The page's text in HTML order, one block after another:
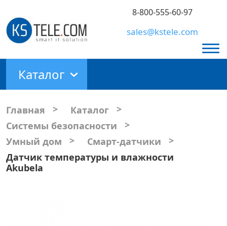
8-800-555-60-97
sales@kstele.com
Каталог
Главная > Каталог
>
Системы безопасности
>
Умный дом
> Смарт-датчики
>
Датчик температуры и влажности
Akubela